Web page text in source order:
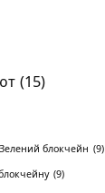
(15)
Зелений блокчейн (9)
(9)